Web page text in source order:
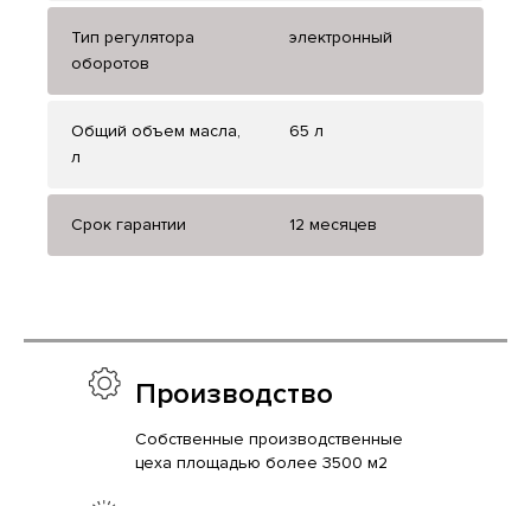
Тип регулятора
оборотов
электронный
Общий объем масла,
л
65 л
Срок гарантии 12 месяцев
Производство
Собственные производственные
цеха площадью более 3500 м2